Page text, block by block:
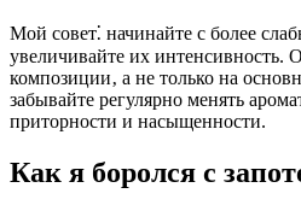
Мой совет⁚ начинайте с более
увеличивайте их интенсивность.
композиции‚ а не только на
забывайте регулярно менять
приторности и насыщенности.
Как я боролся с